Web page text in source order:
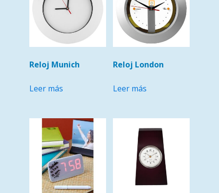
Reloj Munich
Leer más
Reloj London
Leer más